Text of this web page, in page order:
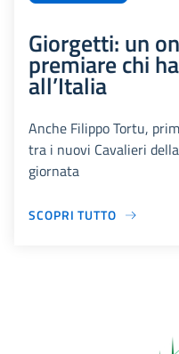
Giorgetti: un
premiare chi
all’Italia
Anche Filippo Tortu,
tra i nuovi Cavalieri
giornata
SCOPRI TUTTO